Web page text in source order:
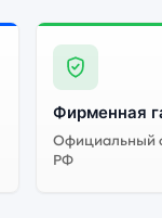
Фирменная
Официальный
РФ